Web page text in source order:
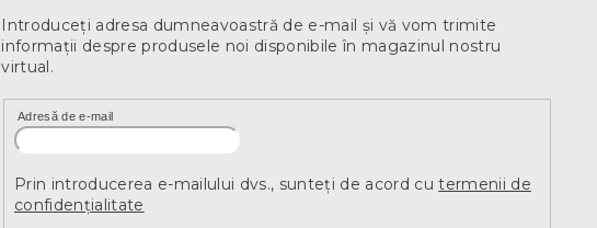
Introduceţi adresa dumneavoastră de e-mail şi vă vom trimite
informaţii despre produsele noi disponibile în magazinul nostru
virtual.
Adresă de e-mail
Prin introducerea e-mailului dvs., sunteți de acord cutermenii de
confidențialitate